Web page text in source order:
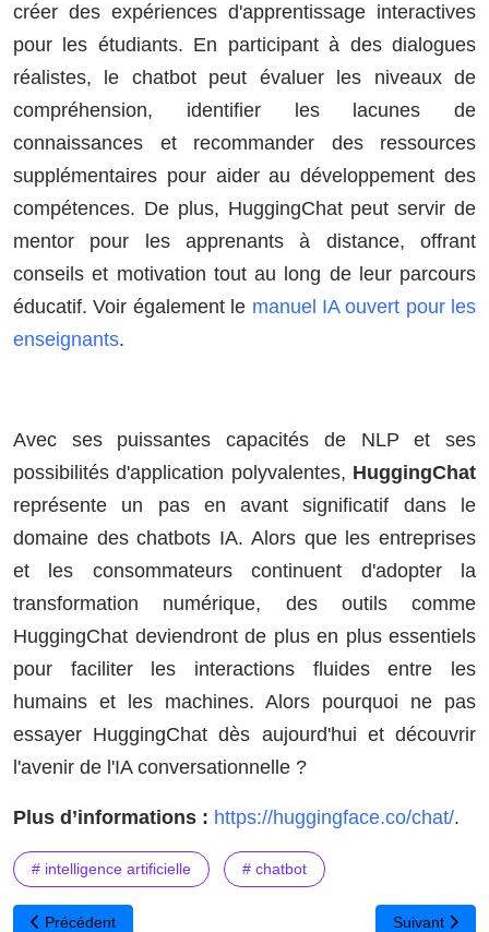
créer des expériences d'apprentissage interactives
pour les étudiants. En participant à des dialogues
réalistes, le chatbot peut évaluer les niveaux de
compréhension, identifier les lacunes de
connaissances et recommander des ressources
supplémentaires pour aider au développement des
compétences. De plus, HuggingChat peut servir de
mentor pour les apprenants à distance, offrant
conseils et motivation tout au long de leur parcours
éducatif. Voir également le manuel IA ouvert pour les
enseignants.
Avec ses puissantes capacités de NLP et ses
possibilités d'application polyvalentes, HuggingChat
représente un pas en avant significatif dans le
domaine des chatbots IA. Alors que les entreprises
et les consommateurs continuent d'adopter la
transformation numérique, des outils comme
HuggingChat deviendront de plus en plus essentiels
pour faciliter les interactions fluides entre les
humains et les machines. Alors pourquoi ne pas
essayer HuggingChat dès aujourd'hui et découvrir
l'avenir de l'IA conversationnelle ?
Plus d’informations : https://huggingface.co/chat/.
# intelligence artificielle # chatbot
Article précédent : La Commission de l'IA dévoile 25
Précédent Article
Suivant